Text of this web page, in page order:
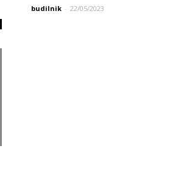
budilnik - 22/05/2023